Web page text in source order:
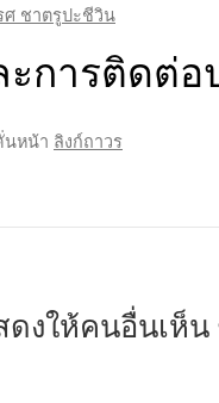
ศ ชาตรูปะชีวิน
ะการติดต่อ
นหน้า ลิงก์ถาวร
งให้คนอื่นเห็น